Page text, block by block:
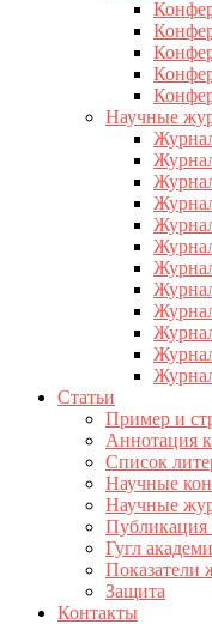
Научные
Статьи
Пример и
Аннотация к
Список
Научные
Научные
Гугл
Показатели
Защита
Контакты